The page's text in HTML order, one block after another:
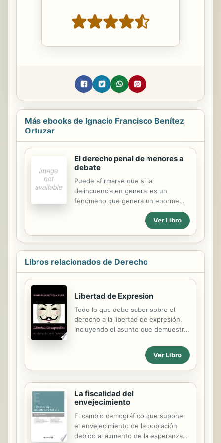
Más ebooks de Ignacio Francisco Benítez
Ortuzar
El derecho penal de menores a
debate
Puede afirmarse que si la
delincuencia en general es un
fenómeno que genera un enorme
interés social, en particular la
delincuencia protagonizada por
menores y jóvenes suscita, en
atención a la edad y al grado de
formación y madurez de aquéllos,
una especial preocupación social e
públicas competentes pretenden
sesgar "incipientes carreras
delictivas" tratando de contribuir a
que en el futuro descienda el
número de adultos delincuentes
recursos necesarios tendentes a
Ver Libro
Libros relacionados de Derecho
Libertad de Expresión
Todo lo que debe saber sobre el
derecho a la libertad de expresión,
incluyendo el asunto que demuestra
Gobiernos, empresarios poderosos y
Ver Libro
La fiscalidad del
envejecimiento
El cambio demográfico que supone
el envejecimiento de la población
debido al aumento de la esperanza